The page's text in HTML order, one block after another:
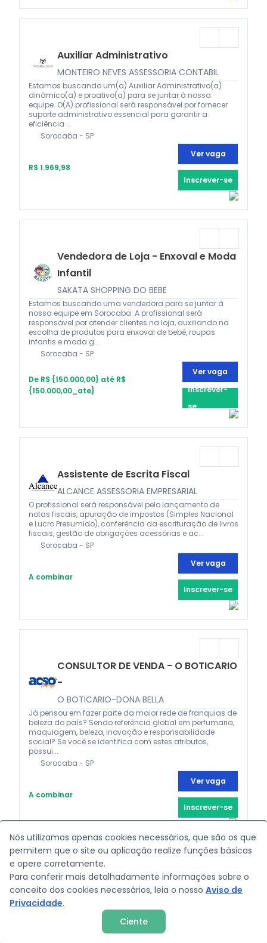
Auxiliar Administrativo
MONTEIRO NEVES ASSESSORIA CONTABIL
Estamos buscando um(a) Auxiliar Administrativo(a)
dinâmico(a) e proativo(a) para se juntar à nossa
equipe. O(A) profissional será responsável por fornecer
suporte administrativo essencial para garantir a
eficiência ...
Sorocaba - SP
R$ 1.969,98
Ver vaga
Inscrever-se
Vendedora de Loja - Enxoval e Moda
Infantil
SAKATA SHOPPING DO BEBE
Estamos buscando uma vendedora para se juntar à
nossa equipe em Sorocaba. A profissional será
responsável por atender clientes na loja, auxiliando na
escolha de produtos para enxoval de bebê, roupas
infantis e moda g...
Sorocaba - SP
De R$ {150.000,00} até R$
{150.000,00_ate}
Ver vaga
Inscrever-
se
Assistente de Escrita Fiscal
ALCANCE ASSESSORIA EMPRESARIAL
O profissional será responsável pelo lançamento de
notas fiscais, apuração de impostos (Simples Nacional
e Lucro Presumido), conferência da escrituração de livros
fiscais, gestão de obrigações acessórias e ac...
Sorocaba - SP
A combinar
Ver vaga
Inscrever-se
CONSULTOR DE VENDA - O BOTICARIO
-
O BOTICARIO-DONA BELLA
Já pensou em fazer parte da maior rede de franquias de
beleza do país? Sendo referência global em perfumaria,
maquiagem, beleza, inovação e responsabilidade
social? Se você se identifica com estes atributos,
possui...
Sorocaba - SP
A combinar
Ver vaga
Inscrever-se
CONSULTOR DE VIAGENS
ESCULTUR TURISMO
Junte-se à nossa equipe apaixonada por viagens e
faça parte dela, uma agência de viagens inovadora
com foco em proporcionar experiências memoráveis
Nós utilizamos apenas cookies necessários, que são os que
permitem que o site ou aplicação realize funções básicas
e opere corretamente.
Para conferir mais detalhadamente informações sobre o
conceito dos cookies necessários, leia o nosso Aviso de
Privacidade.
Ciente